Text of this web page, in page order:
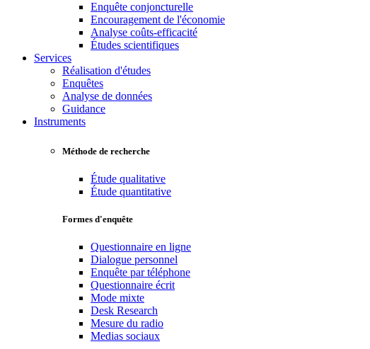
Enquête conjoncturelle
Encouragement de l'économie
Analyse coûts-efficacité
Études scientifiques
Services
Réalisation d'études
Enquêtes
Analyse de données
Guidance
Instruments
Méthode de recherche
Étude qualitative
Étude quantitative
Formes d'enquête
Questionnaire en ligne
Dialogue personnel
Enquête par téléphone
Questionnaire écrit
Mode mixte
Desk Research
Mesure du radio
Medias sociaux